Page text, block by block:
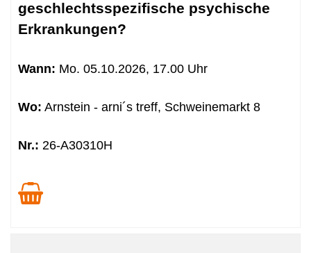
geschlechtsspezifische psychische
Erkrankungen?
Wann: Mo. 05.10.2026, 17.00 Uhr
Wo: Arnstein - arni´s treff, Schweinemarkt 8
Nr.: 26-A30310H